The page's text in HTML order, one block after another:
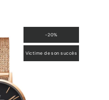
-20%
Victime de son succès